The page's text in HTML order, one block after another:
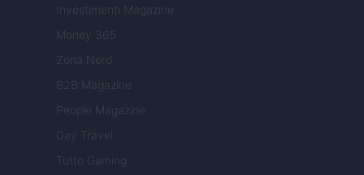
Investimenti Magazine
Money 365
Zona Nerd
B2B Magazine
People Magazine
Day Travel
Tutto Gaming